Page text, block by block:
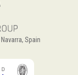
Spain